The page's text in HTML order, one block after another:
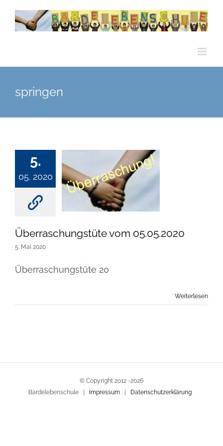
Zum
Inhalt
springen
5.
05. 2020
Überraschungstüte
vom 05.05.2020
Überraschungstüte vom 05.05.2020
5. Mai 2020
Überraschungstüte 20
Weiterlesen
© Copyright 2012 -2026
Bardelebenschule | Impressum | Datenschutzerklärung